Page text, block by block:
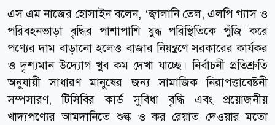
এস এম নাজের হোসাইন বলেন, ‘জ্বালানি তেল, এলপি গ্যাস ও
পরিবহনভাড়া বৃদ্ধির পাশাপাশি যুদ্ধ পরিস্থিতিকে পুঁজি করে
পণ্যের দাম বাড়ানো হলেও বাজার নিয়ন্ত্রণে সরকারের কার্যকর
ও দৃশ্যমান উদ্যোগ খুব কম দেখা যাচ্ছে। নির্বাচনী প্রতিশ্রুতি
অনুযায়ী সাধারণ মানুষের জন্য সামাজিক নিরাপত্তাবেষ্টনী
সম্পসারণ, টিসিবির কার্ড সুবিধা বৃদ্ধি এবং প্রয়োজনীয়
খাদ্যপণ্যের আমদানিতে শুল্ক ও কর রেয়াত দেওয়ার মতো